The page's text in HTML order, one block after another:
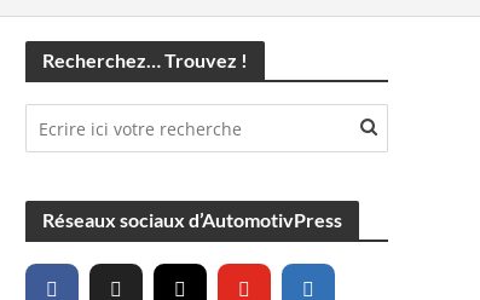
Recherchez… Trouvez !
Réseaux sociaux d’AutomotivPress